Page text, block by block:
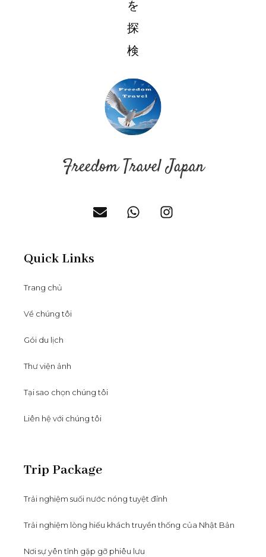
を
探
検​
Freedom Travel Japan
Quick Links
Trang chủ
Về chúng tôi
Gói du lịch
Thư viện ảnh
Tại sao chọn chúng tôi
Liên hệ với chúng tôi
Trip Package
Trải nghiệm suối nước nóng tuyệt đỉnh
Trải nghiệm lòng hiếu khách truyền thống của Nhật Bản
Nơi sự yên tĩnh gặp gỡ phiêu lưu